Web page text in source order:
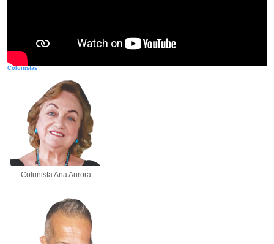
Colunistas
Colunista Ana Aurora